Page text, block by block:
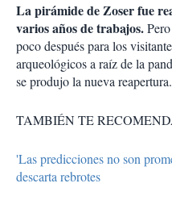
La pirámide de Zoser fue
varios años de trabajos.
poco después para los
arqueológicos a raíz de la
se produjo la nueva reapertura.
TAMBIÉN TE
'Las predicciones no son
descarta rebrotes